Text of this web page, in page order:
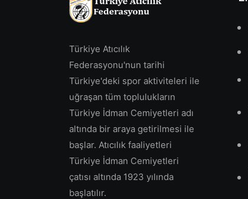
Türkiye Atıcılık
Federasyonu'nun tarihi
Türkiye'deki spor aktiviteleri ile
uğraşan tüm toplulukların
Türkiye İdman Cemiyetleri adı
altında bir araya getirilmesi ile
başlar. Atıcılık faaliyetleri
Türkiye İdman Cemiyetleri
çatısı altında 1923 yılında
başlatılır.